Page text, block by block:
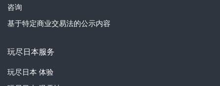
咨询
基于特定商业交易法的公示内容
玩尽日本服务
玩尽日本 体验